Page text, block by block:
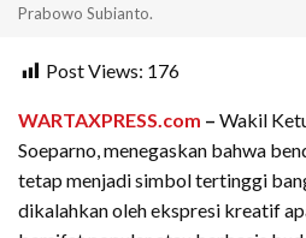
Prabowo Subianto.
Post Views: 176
WARTAXPRESS.com – Wakil
Soeparno, menegaskan bahwa
tetap menjadi simbol tertinggi
dikalahkan oleh ekspresi kreatif